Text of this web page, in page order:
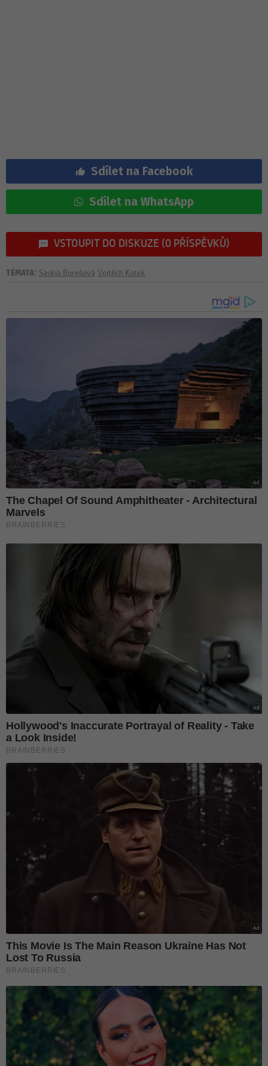
Sdílet na Facebook
Sdílet na WhatsApp
VSTOUPIT DO DISKUZE (0 PŘÍSPĚVKŮ)
TÉMATA: Saskia Burešová Vojtěch Kotek